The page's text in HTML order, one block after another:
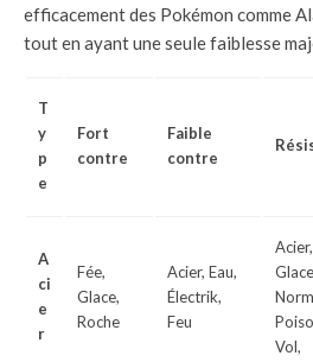
efficacement des Pokémon comme
tout en ayant une seule faiblesse
T
y
p
e
Fort
contre
Faible
contre
A
ci
e
r
Fée,
Glace,
Roche
Acier, Eau,
Électrik,
Feu
Vol,